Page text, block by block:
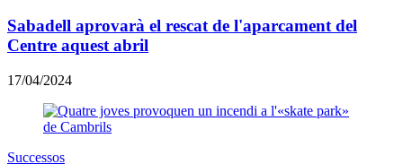
Sabadell aprovarà el rescat de l'aparcament del
Centre aquest abril
17/04/2024
Successos